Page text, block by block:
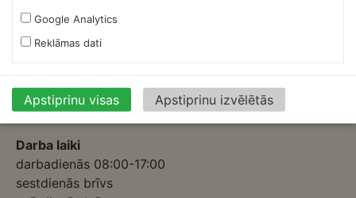
Priekuļi, Cēsu novads.
E-pasts:skardnieksm@skardnieciba.lv
Darba laiki
darbadienās 08:00-17:00
sestdienās brīvs
Google Analytics
Reklāmas dati
Apstiprinu visas Apstiprinu izvēlētās